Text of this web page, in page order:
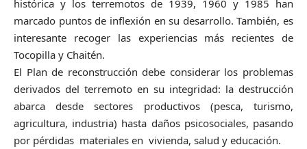
histórica y los terremotos de 1939, 1960 y 1985 han
marcado puntos de inflexión en su desarrollo. También, es
interesante recoger las experiencias más recientes de
Tocopilla y Chaitén.
El Plan de reconstrucción debe considerar los problemas
derivados del terremoto en su integridad: la destrucción
abarca desde sectores productivos (pesca, turismo,
agricultura, industria) hasta daños psicosociales, pasando
por pérdidas materiales en vivienda, salud y educación.